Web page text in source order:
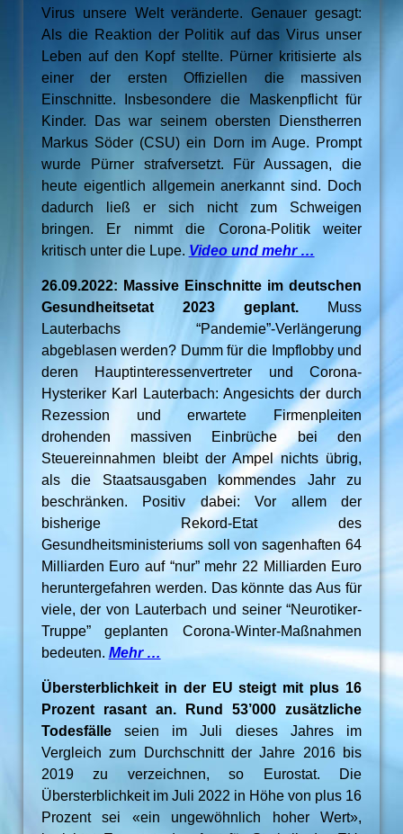
Virus unsere Welt veränderte. Genauer gesagt:
Als die Reaktion der Politik auf das Virus unser
Leben auf den Kopf stellte. Pürner kritisierte als
einer der ersten Offiziellen die massiven
Einschnitte. Insbesondere die Maskenpflicht für
Kinder. Das war seinem obersten Dienstherren
Markus Söder (CSU) ein Dorn im Auge. Prompt
wurde Pürner strafversetzt. Für Aussagen, die
heute eigentlich allgemein anerkannt sind. Doch
dadurch ließ er sich nicht zum Schweigen
bringen. Er nimmt die Corona-Politik weiter
kritisch unter die Lupe. Video und mehr …
26.09.2022: Massive Einschnitte im deutschen
Gesundheitsetat 2023 geplant. Muss
Lauterbachs “Pandemie”-Verlängerung
abgeblasen werden? Dumm für die Impflobby und
deren Hauptinteressenvertreter und Corona-
Hysteriker Karl Lauterbach: Angesichts der durch
Rezession und erwartete Firmenpleiten
drohenden massiven Einbrüche bei den
Steuereinnahmen bleibt der Ampel nichts übrig,
als die Staatsausgaben kommendes Jahr zu
beschränken. Positiv dabei: Vor allem der
bisherige Rekord-Etat des
Gesundheitsministeriums soll von sagenhaften 64
Milliarden Euro auf “nur” mehr 22 Milliarden Euro
heruntergefahren werden. Das könnte das Aus für
viele, der von Lauterbach und seiner “Neurotiker-
Truppe” geplanten Corona-Winter-Maßnahmen
bedeuten. Mehr …
Übersterblichkeit in der EU steigt mit plus 16
Prozent rasant an. Rund 53’000 zusätzliche
Todesfälle seien im Juli dieses Jahres im
Vergleich zum Durchschnitt der Jahre 2016 bis
2019 zu verzeichnen, so Eurostat. Die
Übersterblichkeit im Juli 2022 in Höhe von plus 16
Prozent sei «ein ungewöhnlich hoher Wert»,